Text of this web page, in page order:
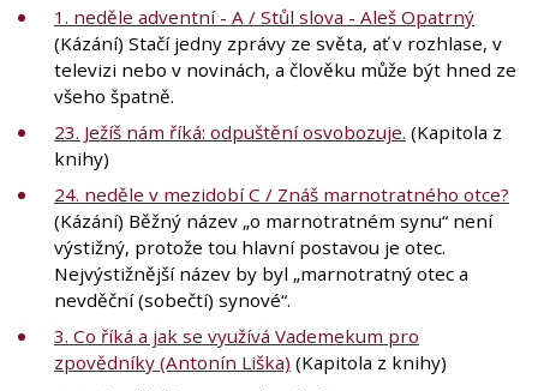
1. neděle adventní - A / Stůl slova - Aleš Opatrný
(Kázání) Stačí jedny zprávy ze světa, ať v rozhlase, v
televizi nebo v novinách, a člověku může být hned ze
všeho špatně.
23. Ježíš nám říká: odpuštění osvobozuje. (Kapitola z
knihy)
24. neděle v mezidobí C / Znáš marnotratného otce?
(Kázání) Běžný název „o marnotratném synu“ není
výstižný, protože tou hlavní postavou je otec.
Nejvýstižnější název by byl „marnotratný otec a
nevděční (sobečtí) synové“.
3. Co říká a jak se využívá Vademekum pro
zpovědníky (Antonín Liška) (Kapitola z knihy)